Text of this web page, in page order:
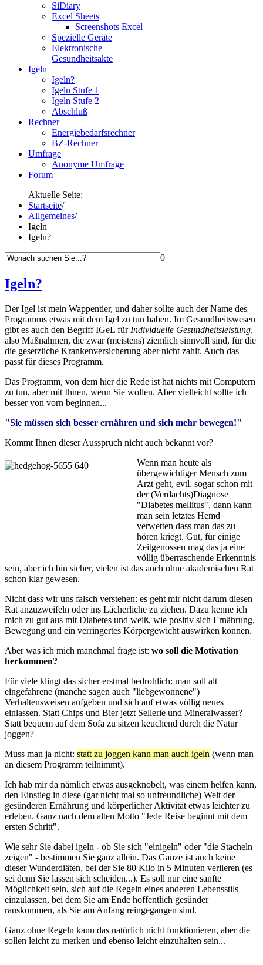
SiDiary
Excel Sheets
Screenshots Excel
Spezielle Geräte
Elektronische
Gesundheitsakte
Igeln
Igeln?
Igeln Stufe 1
Igeln Stufe 2
Abschluß
Rechner
Energiebedarfsrechner
BZ-Rechner
Umfrage
Anonyme Umfrage
Forum
Aktuelle Seite:
Startseite/
Allgemeines/
Igeln
Igeln?
0
Igeln?
Der Igel ist mein Wappentier, und daher sollte auch der Name des
Programms etwas mit dem Igel zu tun haben. Im Gesundheitswesen
gibt es auch den Begriff IGeL für Individuelle Gesundheitsleistung,
also Maßnahmen, die zwar (meistens) ziemlich sinnvoll sind, für die
die gesetzliche Krankenversicherung aber nicht zahlt. Auch das
passt für dieses Programm.
Das Programm, von dem hier die Rede ist hat nichts mit Computern
zu tun, aber mit Ihnen, wenn Sie wollen. Aber vielleicht sollte ich
besser von vorn beginnen...
"Sie müssen sich besser ernähren und sich mehr bewegen!"
Kommt Ihnen dieser Ausspruch nicht auch bekannt vor?
Wenn man heute als
übergewichtiger Mensch zum
Arzt geht, evtl. sogar schon mit
der (Verdachts)Diagnose
"Diabetes mellitus", dann kann
man sein letztes Hemd
verwetten dass man das zu
hören kriegt. Gut, für einige
Zeitgenossen mag das ja eine
völlig überraschende Erkenntnis
sein, aber ich bin sicher, vielen ist das auch ohne akademischen Rat
schon klar gewesen.
Nicht dass wir uns falsch verstehen: es geht mir nicht darum diesen
Rat anzuzweifeln oder ins Lächerliche zu ziehen. Dazu kenne ich
mich zu gut aus mit Diabetes und weiß, wie positiv sich Ernährung,
Bewegung und ein verringertes Körpergewicht auswirken können.
Aber was ich mich manchmal frage ist: wo soll die Motivation
herkommen?
Für viele klingt das sicher erstmal bedrohlich: man soll alt
eingefahrene (manche sagen auch "liebgewonnene")
Verhaltensweisen aufgeben und sich auf etwas völlig neues
einlassen. Statt Chips und Bier jetzt Sellerie und Mineralwasser?
Statt bequem auf dem Sofa zu sitzen keuchend durch die Natur
joggen?
Muss man ja nicht: statt zu joggen kann man auch igeln (wenn man
an diesem Programm teilnimmt).
Ich hab mir da nämlich etwas ausgeknobelt, was einem helfen kann,
den Einstieg in diese (gar nicht mal so unfreundliche) Welt der
gesünderen Ernährung und körperlicher Aktivität etwas leichter zu
erleben. Ganz nach dem alten Motto "Jede Reise beginnt mit dem
ersten Schritt".
Wie sehr Sie dabei igeln - ob Sie sich "einigeln" oder "die Stacheln
zeigen" - bestimmen Sie ganz allein. Das Ganze ist auch keine
dieser Wunderdiäten, bei der Sie 80 Kilo in 5 Minuten verlieren (es
sei denn Sie lassen sich scheiden...). Es soll nur eine sanfte
Möglichkeit sein, sich auf die Regeln eines anderen Lebensstils
einzulassen, bei dem Sie am Ende hoffentlich gesünder
rauskommen, als Sie am Anfang reingegangen sind.
Ganz ohne Regeln kann das natürlich nicht funktionieren, aber die
sollen leicht zu merken und ebenso leicht einzuhalten sein...